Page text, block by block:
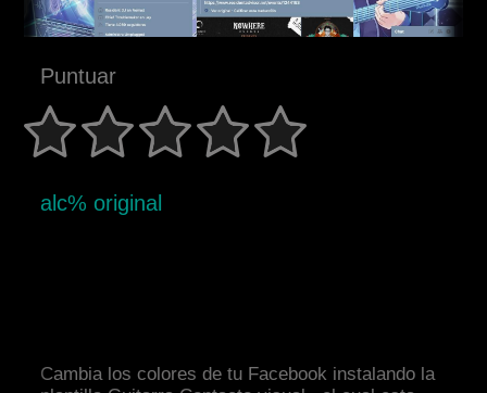
Puntuar
alc% original
Cambia los colores de tu Facebook instalando la